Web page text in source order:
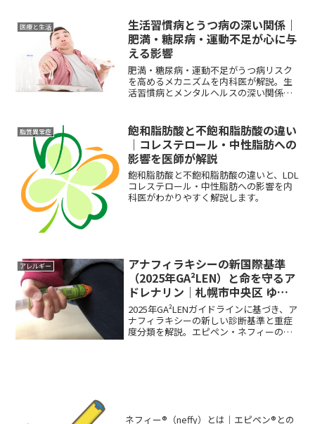
医療と生活
生活習慣病とうつ病の深い関係｜
肥満・糖尿病・運動不足が心に与
える影響
肥満・糖尿病・運動不足がうつ病リスク
を高めるメカニズムを内科医が解説。生
活習慣病とメンタルヘルスの深い関係が
脂質異常症
飽和脂肪酸と不飽和脂肪酸の違い
｜コレステロール・中性脂肪への
影響を医師が解説
飽和脂肪酸と不飽和脂肪酸の違いと、LDL
コレステロール・中性脂肪への影響を内
科医がわかりやすく解説します。
アレルギー
アナフィラキシーの新国際基準
（2025年GA²LEN）と命を守るア
ドレナリン｜札幌市中央区 ゆう
しん内科クリニック
2025年GA²LENガイドラインに基づき、ア
ナフィラキシーの新しい診断基準と重症
度分類を解説。エピペン・ネフィーの使
ネフィー®（neffy）とは｜エピペン®との